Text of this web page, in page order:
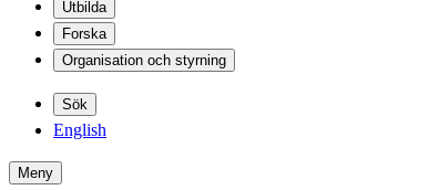
Utbilda
Forska
Organisation och styrning
Sök
English
Meny